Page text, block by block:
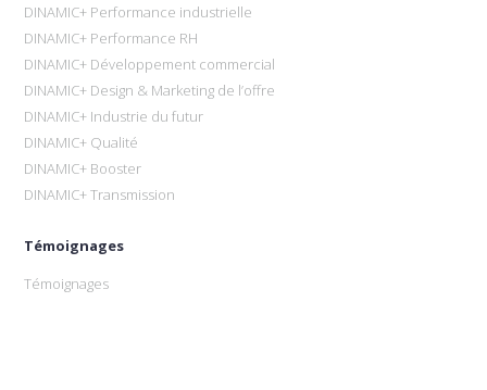
DINAMIC+ Performance industrielle
DINAMIC+ Performance RH
DINAMIC+ Développement commercial
DINAMIC+ Design & Marketing de l’offre
DINAMIC+ Industrie du futur
DINAMIC+ Qualité
DINAMIC+ Booster
DINAMIC+ Transmission
Témoignages
Témoignages